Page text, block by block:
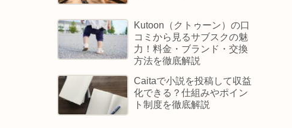
Kutoon（クトゥーン）の口
コミから見るサブスクの魅
力！料金・ブランド・交換
方法を徹底解説
Caitaで小説を投稿して収益
化できる？仕組みやポイン
ト制度を徹底解説